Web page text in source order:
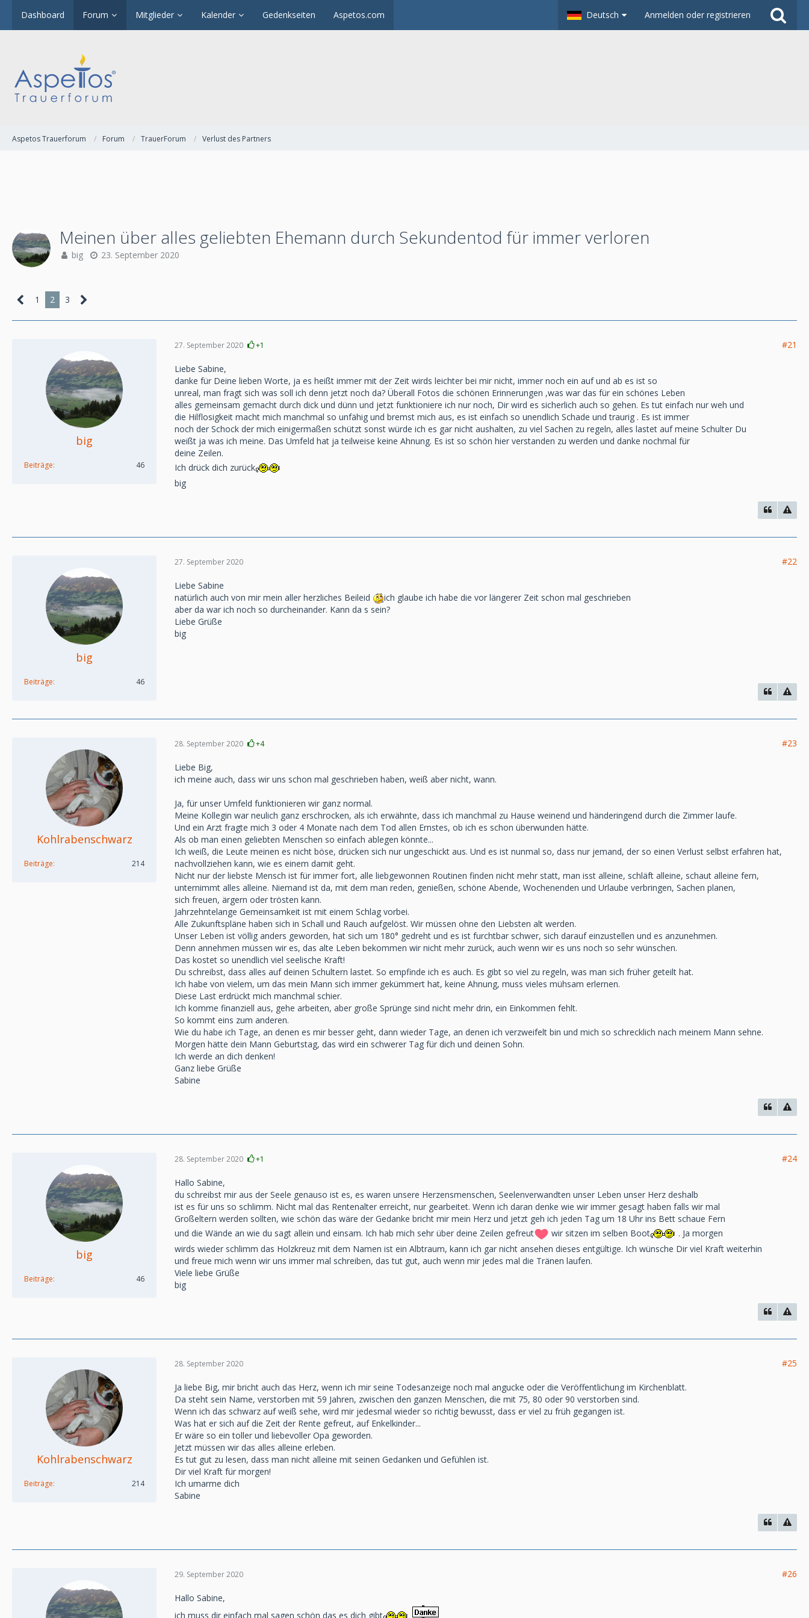
Dashboard Forum Mitglieder Kalender Gedenkseiten Aspetos.com Deutsch Anmelden oder registrieren
Aspetos Trauerforum Forum TrauerForum Verlust des Partners
Meinen über alles geliebten Ehemann durch Sekundentod für immer verloren
big 23. September 2020
1 2 3
big
Beiträge 46
27. September 2020 +1 #21
Liebe Sabine,
danke für Deine lieben Worte, ja es heißt immer mit der Zeit wirds leichter bei mir nicht, immer noch ein auf und ab es ist so
unreal, man fragt sich was soll ich denn jetzt noch da? Überall Fotos die schönen Erinnerungen ,was war das für ein schönes Leben
alles gemeinsam gemacht durch dick und dünn und jetzt funktioniere ich nur noch, Dir wird es sicherlich auch so gehen. Es tut einfach nur weh und
die Hilflosigkeit macht mich manchmal so unfähig und bremst mich aus, es ist einfach so unendlich Schade und traurig . Es ist immer
noch der Schock der mich einigermaßen schützt sonst würde ich es gar nicht aushalten, zu viel Sachen zu regeln, alles lastet auf meine Schulter Du
weißt ja was ich meine. Das Umfeld hat ja teilweise keine Ahnung. Es ist so schön hier verstanden zu werden und danke nochmal für
deine Zeilen.
Ich drück dich zurück
big
big
Beiträge 46
27. September 2020 #22
Liebe Sabine
natürlich auch von mir mein aller herzliches Beileid
ich glaube ich habe die vor längerer Zeit schon mal geschrieben
aber da war ich noch so durcheinander. Kann da s sein?
Liebe Grüße
big
Kohlrabenschwarz
Beiträge 214
28. September 2020 +4 #23
Liebe Big,
ich meine auch, dass wir uns schon mal geschrieben haben, weiß aber nicht, wann.
Ja, für unser Umfeld funktionieren wir ganz normal.
Meine Kollegin war neulich ganz erschrocken, als ich erwähnte, dass ich manchmal zu Hause weinend und händeringend durch die Zimmer laufe.
Und ein Arzt fragte mich 3 oder 4 Monate nach dem Tod allen Ernstes, ob ich es schon überwunden hätte.
Als ob man einen geliebten Menschen so einfach ablegen könnte...
Ich weiß, die Leute meinen es nicht böse, drücken sich nur ungeschickt aus. Und es ist nunmal so, dass nur jemand, der so einen Verlust selbst erfahren hat,
nachvollziehen kann, wie es einem damit geht.
Nicht nur der liebste Mensch ist für immer fort, alle liebgewonnen Routinen finden nicht mehr statt, man isst alleine, schläft alleine, schaut alleine fern,
unternimmt alles alleine. Niemand ist da, mit dem man reden, genießen, schöne Abende, Wochenenden und Urlaube verbringen, Sachen planen,
sich freuen, ärgern oder trösten kann.
Jahrzehntelange Gemeinsamkeit ist mit einem Schlag vorbei.
Alle Zukunftspläne haben sich in Schall und Rauch aufgelöst. Wir müssen ohne den Liebsten alt werden.
Unser Leben ist völlig anders geworden, hat sich um 180° gedreht und es ist furchtbar schwer, sich darauf einzustellen und es anzunehmen.
Denn annehmen müssen wir es, das alte Leben bekommen wir nicht mehr zurück, auch wenn wir es uns noch so sehr wünschen.
Das kostet so unendlich viel seelische Kraft!
Du schreibst, dass alles auf deinen Schultern lastet. So empfinde ich es auch. Es gibt so viel zu regeln, was man sich früher geteilt hat.
Ich habe von vielem, um das mein Mann sich immer gekümmert hat, keine Ahnung, muss vieles mühsam erlernen.
Diese Last erdrückt mich manchmal schier.
Ich komme finanziell aus, gehe arbeiten, aber große Sprünge sind nicht mehr drin, ein Einkommen fehlt.
So kommt eins zum anderen.
Wie du habe ich Tage, an denen es mir besser geht, dann wieder Tage, an denen ich verzweifelt bin und mich so schrecklich nach meinem Mann sehne.
Morgen hätte dein Mann Geburtstag, das wird ein schwerer Tag für dich und deinen Sohn.
Ich werde an dich denken!
Ganz liebe Grüße
Sabine
big
Beiträge 46
28. September 2020 +1 #24
Hallo Sabine,
du schreibst mir aus der Seele genauso ist es, es waren unsere Herzensmenschen, Seelenverwandten unser Leben unser Herz deshalb
ist es für uns so schlimm. Nicht mal das Rentenalter erreicht, nur gearbeitet. Wenn ich daran denke wie wir immer gesagt haben falls wir mal
Großeltern werden sollten, wie schön das wäre der Gedanke bricht mir mein Herz und jetzt geh ich jeden Tag um 18 Uhr ins Bett schaue Fern
und die Wände an wie du sagt allein und einsam. Ich hab mich sehr über deine Zeilen gefreut
wir sitzen im selben Boot
. Ja morgen
wirds wieder schlimm das Holzkreuz mit dem Namen ist ein Albtraum, kann ich gar nicht ansehen dieses entgültige. Ich wünsche Dir viel Kraft weiterhin
und freue mich wenn wir uns immer mal schreiben, das tut gut, auch wenn mir jedes mal die Tränen laufen.
Viele liebe Grüße
big
Kohlrabenschwarz
Beiträge 214
28. September 2020 #25
Ja liebe Big, mir bricht auch das Herz, wenn ich mir seine Todesanzeige noch mal angucke oder die Veröffentlichung im Kirchenblatt.
Da steht sein Name, verstorben mit 59 Jahren, zwischen den ganzen Menschen, die mit 75, 80 oder 90 verstorben sind.
Wenn ich das schwarz auf weiß sehe, wird mir jedesmal wieder so richtig bewusst, dass er viel zu früh gegangen ist.
Was hat er sich auf die Zeit der Rente gefreut, auf Enkelkinder...
Er wäre so ein toller und liebevoller Opa geworden.
Jetzt müssen wir das alles alleine erleben.
Es tut gut zu lesen, dass man nicht alleine mit seinen Gedanken und Gefühlen ist.
Dir viel Kraft für morgen!
Ich umarme dich
Sabine
29. September 2020 #26
Hallo Sabine,
ich muss dir einfach mal sagen schön das es dich gibt